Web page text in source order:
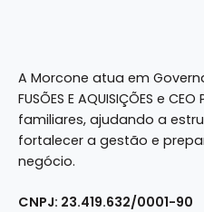
A Morcone atua em
FUSÕES E AQUISIÇÕES e
familiares, ajudando a
fortalecer a gestão e
negócio.
CNPJ: 23.419.632/0001-90